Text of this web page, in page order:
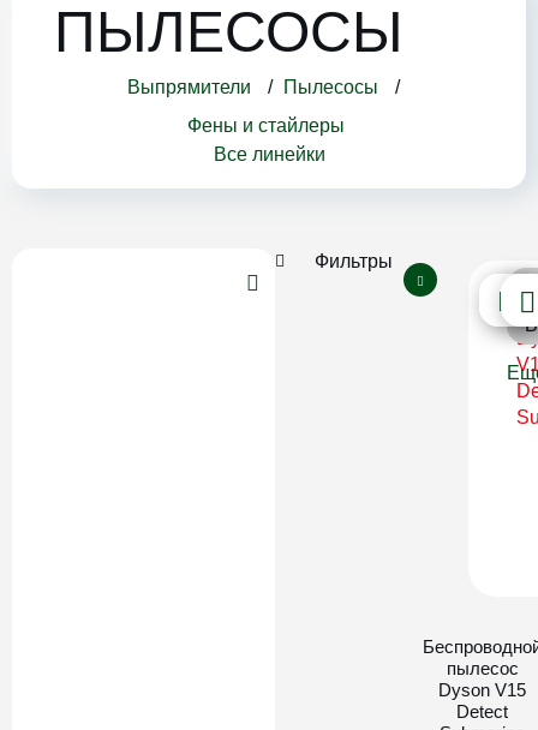
ПЫЛЕСОСЫ
Выпрямители / Пылесосы
/
Фены и стайлеры
Все линейки
Фильтры
пылесос
Dyson V15
Detect